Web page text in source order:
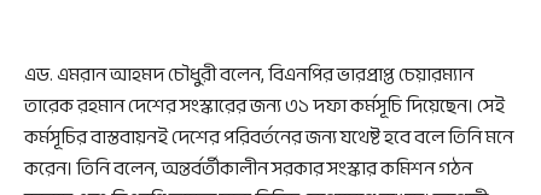
এড. এমরান আহমদ চৌধুরী বলেন, বিএনপির ভারপ্রাপ্ত চেয়ারম্যান
তারেক রহমান দেশের সংস্কারের জন্য ৩১ দফা কর্মসূচি দিয়েছেন। সেই
কর্মসূচির বাস্তবায়নই দেশের পরিবর্তনের জন্য যথেষ্ট হবে বলে তিনি মনে
করেন। তিনি বলেন, অন্তর্বর্তীকালীন সরকার সংস্কার কমিশন গঠন